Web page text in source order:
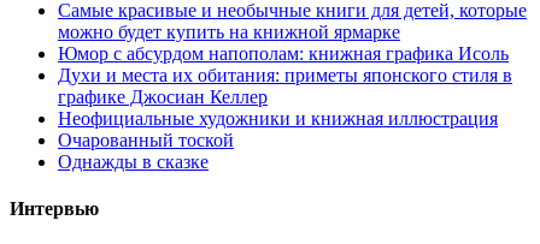
Самые красивые и необычные книги для детей, которые
можно будет купить на книжной ярмарке
Юмор с абсурдом напополам: книжная графика Исоль
Духи и места их обитания: приметы японского стиля в
графике Джосиан Келлер
Неофициальные художники и книжная иллюстрация
Очарованный тоской
Однажды в сказке
Интервью